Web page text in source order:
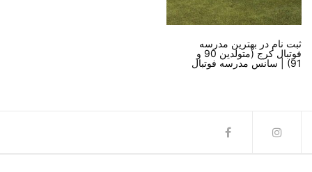
ثبت نام در بهترین مدرسه
فوتبال کرج (متولدین 90 و
91) | سانس مدرسه فوتبال